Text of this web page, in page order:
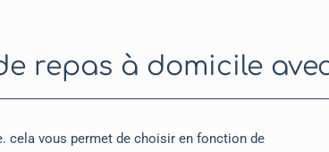
repas à domicile avec
cela vous permet de choisir en fonction de